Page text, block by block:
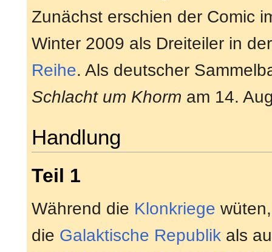
Zunächst erschien der Comic
Winter 2009 als Dreiteiler in
Reihe. Als deutscher
Schlacht um Khorm am 14.
Handlung
Teil 1
Während die Klonkriege
die Galaktische Republik als